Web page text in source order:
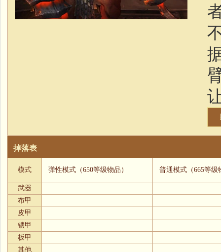
掉落表
模式 弹性模式（650等级物品） 普通模式（665等级
武器
布甲
皮甲
锁甲
板甲
其他